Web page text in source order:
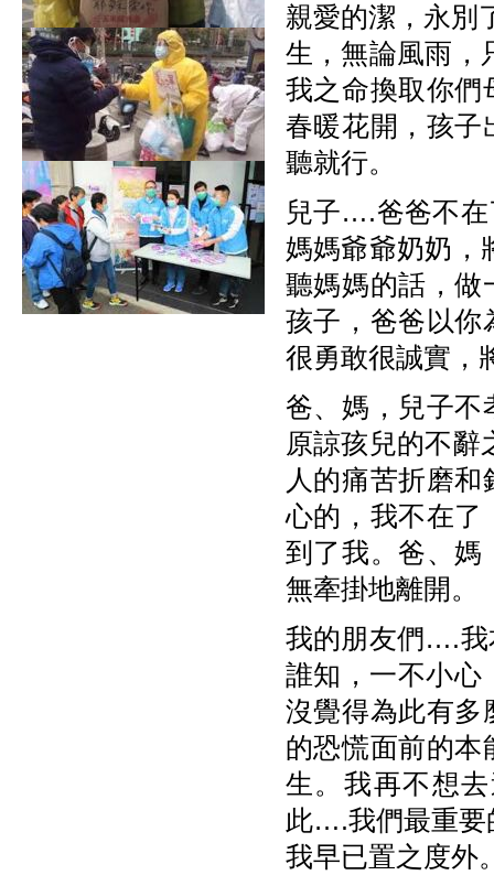
親愛的潔，永
生，無論風雨
我之命換取你們
春暖花開，孩子
聽就行。
兒子….爸爸不在
媽媽爺爺奶奶
聽媽媽的話，做
孩子，爸爸以你
很勇敢很誠實，
爸、媽，兒子不
原諒孩兒的不
人的痛苦折磨
心的，我不在了
到了我。爸、媽
無牽掛地離開。
我的朋友們….我
誰知，一不小心
沒覺得為此有多
的恐慌面前的本
生。我再不想
此….我們最重要
我早已置之度外